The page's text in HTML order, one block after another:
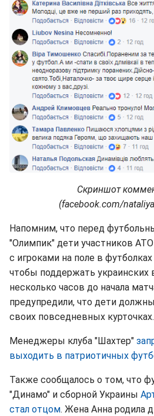
Скриншот
(facebook.com/
Напомним, что перед
"Олимпик" дети участников
с игроками на поле в
чтобы поддержать украинских
несколько часов до начала
предупредили, что дети
своих повседневных курточках.
Менеджеры клуба "Шахтер"
выходить в патриотичных
Также сообщалось о том, что
"Динамо" и сборной Украины
стал отцом. Жена Анна родила